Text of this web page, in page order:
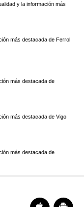
y la información más
más destacada de Ferrol
más destacada de
más destacada de Vigo
más destacada de